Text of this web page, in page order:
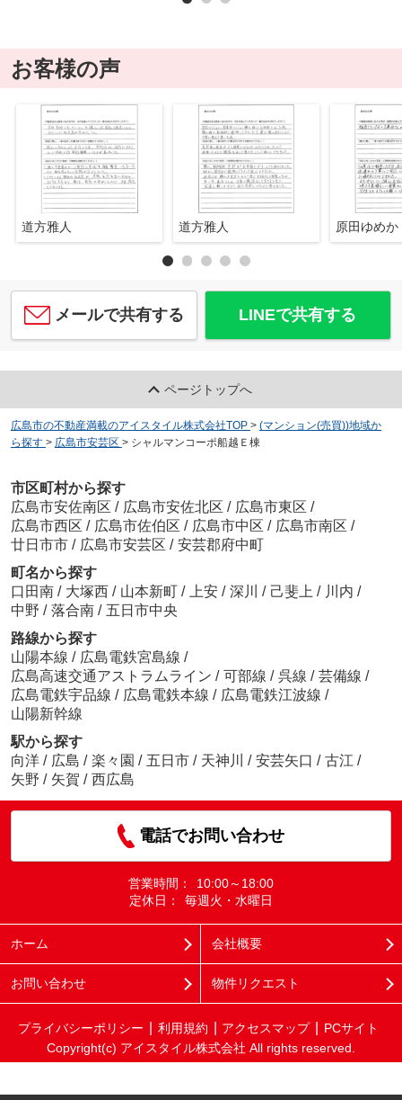
お客様の声
道方雅人 道方雅人 原田ゆめか
メールで共有する LINEで共有する
ページトップへ
広島市の不動産満載のアイスタイル株式会社TOP > (マンション(売買))地域か
ら探す > 広島市安芸区 > シャルマンコーポ船越Ｅ棟
市区町村から探す
広島市安佐南区 / 広島市安佐北区 / 広島市東区 /
広島市西区 / 広島市佐伯区 / 広島市中区 / 広島市南区 /
廿日市市 / 広島市安芸区 / 安芸郡府中町
町名から探す
口田南 / 大塚西 / 山本新町 / 上安 / 深川 / 己斐上 / 川内 /
中野 / 落合南 / 五日市中央
路線から探す
山陽本線 / 広島電鉄宮島線 /
広島高速交通アストラムライン / 可部線 / 呉線 / 芸備線 /
広島電鉄宇品線 / 広島電鉄本線 / 広島電鉄江波線 /
山陽新幹線
駅から探す
向洋 / 広島 / 楽々園 / 五日市 / 天神川 / 安芸矢口 / 古江 /
矢野 / 矢賀 / 西広島
電話でお問い合わせ
営業時間：
10:00～18:00
定休日：
毎週火・水曜日
ホーム 会社概要
お問い合わせ 物件リクエスト
プライバシーポリシー 利用規約 アクセスマップ
PCサイト
Copyright(c) アイスタイル株式会社 All rights reserved.